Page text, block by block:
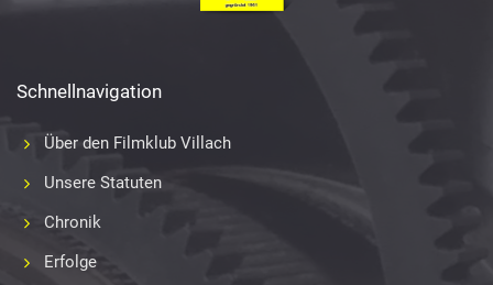
Schnellnavigation
Über den Filmklub Villach
Unsere Statuten
Chronik
Erfolge